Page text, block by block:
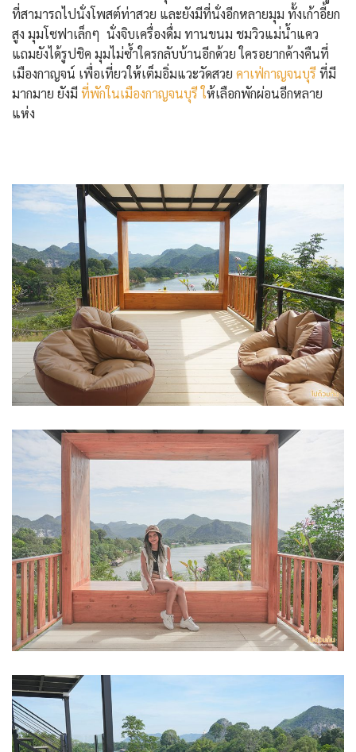
ที่สามารถไปนั่งโพสต์ท่าสวย และยังมีที่นั่งอีกหลายมุม ทั้งเก้าอี้ยก
สูง มุมโซฟาเล็กๆ นั่งจิบเครื่องดื่ม ทานขนม ชมวิวแม่น้ำแคว
แถมยังได้รูปชิค มุมไม่ซ้ำใครกลับบ้านอีกด้วย ใครอยากค้างคืนที่
เมืองกาญจน์ เพื่อเที่ยวให้เต็มอิ่มแวะวัดสวย คาเฟ่กาญจนบุรี ที่มี
มากมาย ยังมี ที่พักในเมืองกาญจนบุรี ให้เลือกพักผ่อนอีกหลาย
แห่ง